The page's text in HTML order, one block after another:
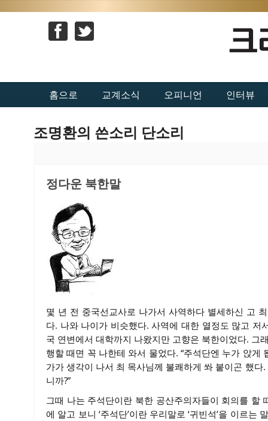
홈으로 교계소식 오피니언 인터뷰
조명환의 쓴소리 단소리
정다운 북한말
몇 년 전 중국선교사로 나가서 사역하다 별세하신 고
다. 나와 나이가 비슷했다. 사역에 대한 열정도 많고
국 연변에서 대학까지 나왔지만 고향은 북한이었다. 그
행할 때면 꼭 나한테 와서 물었다. “주석단엔 누가 앉게
가가 생각이 나서 최 목사님께 불쾌하게 쏴 붙이곤 했
니까?”
그때 나는 주석단이란 북한 공산주의자들이 회의를 할
에 알고 보니 ‘주석단’이란 우리말로 ‘귀빈석’을 이르